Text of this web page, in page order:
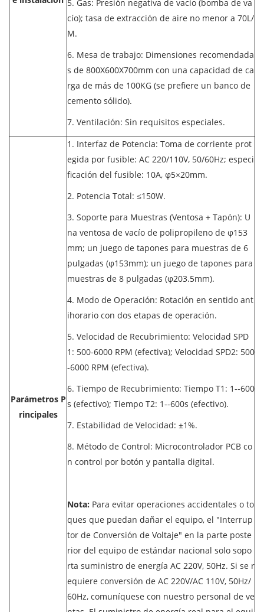
5. Gas: Presión negativa de vacío (bomba de va
cío); tasa de extracción de aire no menor a 70L/
M.
6. Mesa de trabajo: Dimensiones recomendada
s de 800X600X700mm con una capacidad de ca
rga de más de 100KG (se prefiere un banco de
cemento sólido).
7. Ventilación: Sin requisitos especiales.
Parámetros P
rincipales
1. Interfaz de Potencia: Toma de corriente prot
egida por fusible: AC 220/110V, 50/60Hz; especi
ficación del fusible: 10A, φ5×20mm.
2. Potencia Total: ≤150W.
3. Soporte para Muestras (Ventosa + Tapón): U
na ventosa de vacío de polipropileno de φ153
mm; un juego de tapones para muestras de 6
pulgadas (φ153mm); un juego de tapones para
muestras de 8 pulgadas (φ203.5mm).
4. Modo de Operación: Rotación en sentido ant
ihorario con dos etapas de operación.
5. Velocidad de Recubrimiento: Velocidad SPD
1: 500-6000 RPM (efectiva); Velocidad SPD2: 500
-6000 RPM (efectiva).
6. Tiempo de Recubrimiento: Tiempo T1: 1--600
s (efectivo); Tiempo T2: 1--600s (efectivo).
7. Estabilidad de Velocidad: ±1%.
8. Método de Control: Microcontrolador PCB co
n control por botón y pantalla digital.
Nota: Para evitar operaciones accidentales o to
ques que puedan dañar el equipo, el "Interrup
tor de Conversión de Voltaje" en la parte poste
rior del equipo de estándar nacional solo sopo
rta suministro de energía AC 220V, 50Hz. Si se r
equiere conversión de AC 220V/AC 110V, 50Hz/
60Hz, comuníquese con nuestro personal de ve